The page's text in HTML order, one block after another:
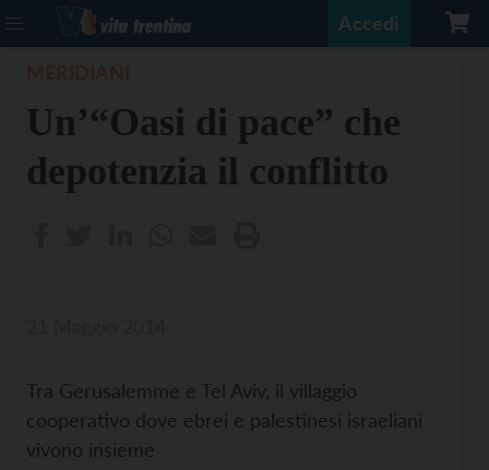
Accedi
Un’“Oasi di pace” che
depotenzia il conflitto
Tra Gerusalemme e Tel Aviv, il villaggio
cooperativo dove ebrei e palestinesi israeliani
vivono insieme